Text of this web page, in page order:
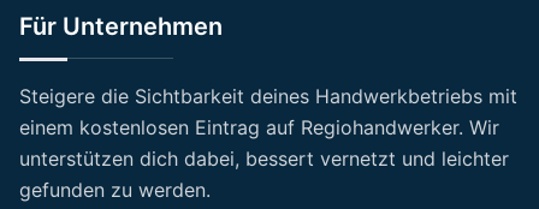
Für Unternehmen
Steigere die Sichtbarkeit deines Handwerkbetriebs mit
einem kostenlosen Eintrag auf Regiohandwerker. Wir
unterstützen dich dabei, bessert vernetzt und leichter
gefunden zu werden.